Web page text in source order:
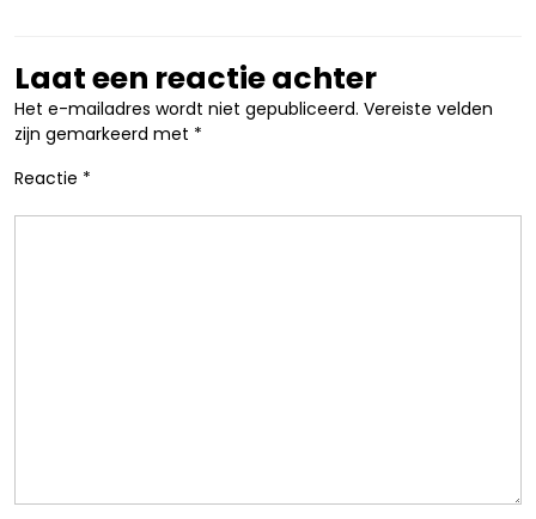
Laat een reactie achter
Het e-mailadres wordt niet gepubliceerd. Vereiste velden
zijn gemarkeerd met *
Reactie *